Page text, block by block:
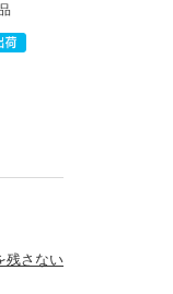
残さない